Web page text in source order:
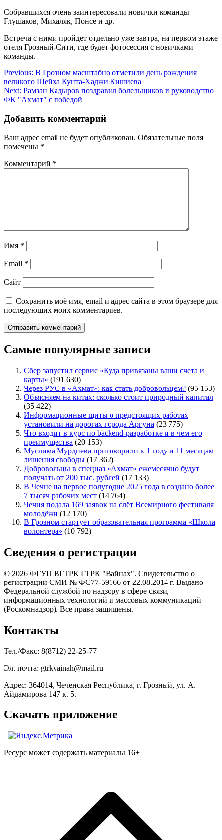
Собравшихся очень заинтересовали новички команды –
Глушаков, Михаляк, Понсе и др.
Встреча с ними пройдет отдельно уже завтра, на первом этаже
отеля Грозный-Сити, где будет фотосессия с новичками
команды.
Навигация
по
записям
Previous: В Грозном масштабно отметили день рождения
великого Шейха Кунта-Хаджи Кишиева
Next: Рамзан Кадыров поздравил болельщиков и руководство
ФК "Ахмат" с победой
Добавить комментарий
Ваш адрес email не будет опубликован. Обязательные поля
помечены *
Комментарий *
Имя *
Email *
Сайт
Сохранить моё имя, email и адрес сайта в этом браузере для
последующих моих комментариев.
Самые популярные записи
Сбер запустил сервис «Куда привязаны ваши счета и
карты» (191 630)
Через РУС в «Ахмат»: как стать добровольцем? (95 153)
Объясняем на китах: сколько стоит природный капитал
(35 422)
Информационные щиты о предстоящих работах
установили на дорогах города Аргуна (23 775)
Что входит в курс по backend-разработке и в чем его
преимущества (20 153)
Муслима Мурдиева приговорили к 1 году и 11 месяцам
лишения свободы (17 362)
Добровольцы в спецназ «Ахмат» ежемесячно будут
получать от 200 тыс. рублей (17 133)
В Чечне на первое полугодие 2025 года в создано более
7 тысяч рабочих мест (14 764)
Чечня подала 169 заявок на слёт Всемирного фестиваля
молодёжи (12 170)
В Грозном стартует образовательная программа «Школа
волонтера» (10 792)
Сведения о регистрации
© 2026 ФГУП ВГТРК ГТРК "Вайнах". Свидетельство о
регистрации СМИ № ФС77-59166 от 22.08.2014 г. Выдано
Федеральной службой по надзору в сфере связи,
информационных технологий и массовых коммуникаций
(Роскомнадзор). Все права защищены.
Контакты
Тел./Факс: 8(8712) 22-25-77
Эл. почта: gtrkvainah@mail.ru
Адрес: 364014, Чеченская Республика, г. Грозный, ул. А.
Айдамирова 147 к. 5.
Скачать приложение
Ресурс может содержать материалы 16+